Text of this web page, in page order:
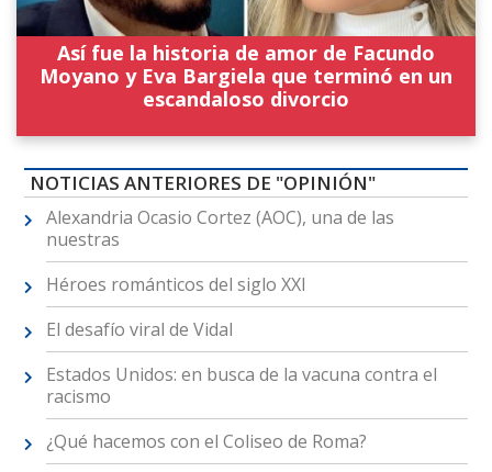
Así fue la historia de amor de Facundo
Moyano y Eva Bargiela que terminó en un
escandaloso divorcio
NOTICIAS ANTERIORES DE "OPINIÓN"
Alexandria Ocasio Cortez (AOC), una de las
nuestras
Héroes románticos del siglo XXI
El desafío viral de Vidal
Estados Unidos: en busca de la vacuna contra el
racismo
¿Qué hacemos con el Coliseo de Roma?